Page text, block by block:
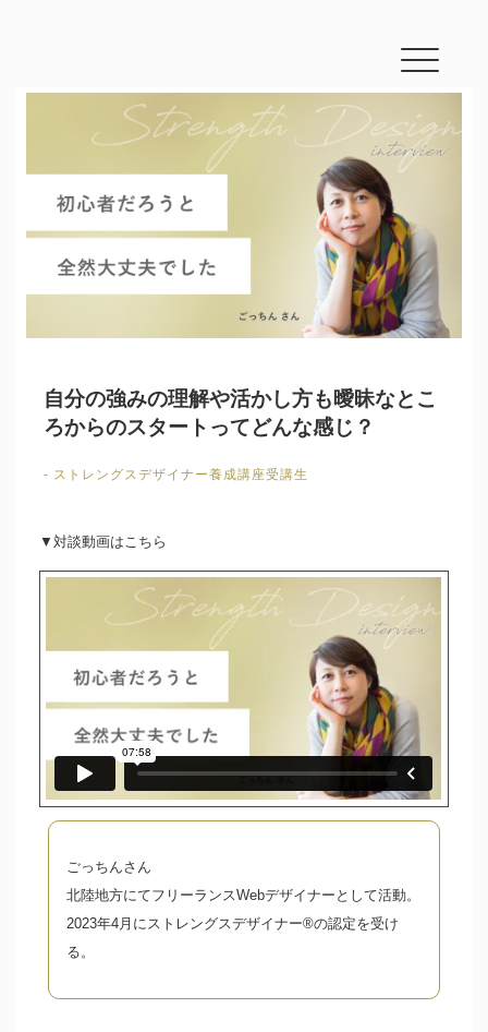
自分の強みの理解や活かし方も曖昧なとこ
ろからのスタートってどんな感じ？
- ストレングスデザイナー養成講座受講生
▼対談動画はこちら
ごっちんさん
北陸地方にてフリーランスWebデザイナーとして活動。
2023年4月にストレングスデザイナー®️の認定を受け
る。